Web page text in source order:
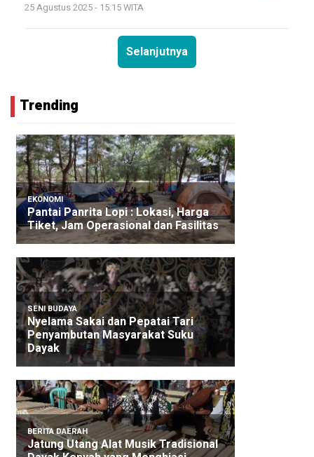
25 Agustus 2025 - 15:15 WITA
Selanjutnya
Trending